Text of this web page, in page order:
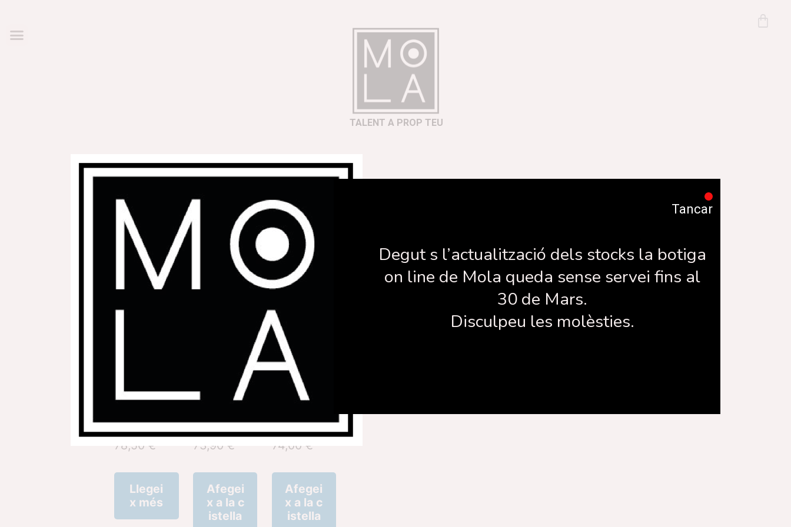
TALENT A PROP TEU
Inici/ Brands / Sonia Ferrer
Sonia Ferrer
S'estan mostrant 3 resultats
Camisa
78,50€
Llegei
x més
Samarreta
73,90€
Afegei
x a la c
istella
Samarreta
74,00 €
Afegei
x a la c
istella
Tancar
Degut s l’actualització dels stocks la botiga
on line de Mola queda sense servei fins al
30 de Mars.
Disculpeu les molèsties.